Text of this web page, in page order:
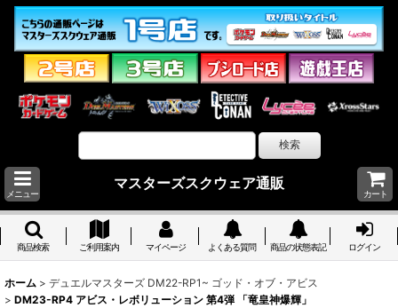
メニュー
マスターズスクウェア通販
カート
商品検索 ご利用案内 マイページ よくある質問 商品の状態表記 ログイン
ホーム > デュエルマスターズ DM22-RP1~ ゴッド・オブ・アビス
> DM23-RP4 アビス・レボリューション 第4弾 「竜皇神爆輝」